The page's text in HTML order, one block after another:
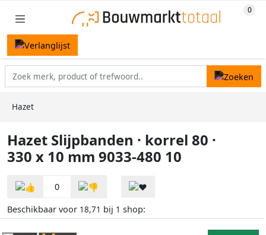
Hazet
Hazet Slijpbanden · korrel 80 ·
330 x 10 mm 9033-480 10
0
Beschikbaar voor 18,71 bij 1 shop: